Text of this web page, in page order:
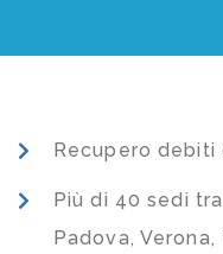
Recupero debiti
Più di 40 sedi
Padova,